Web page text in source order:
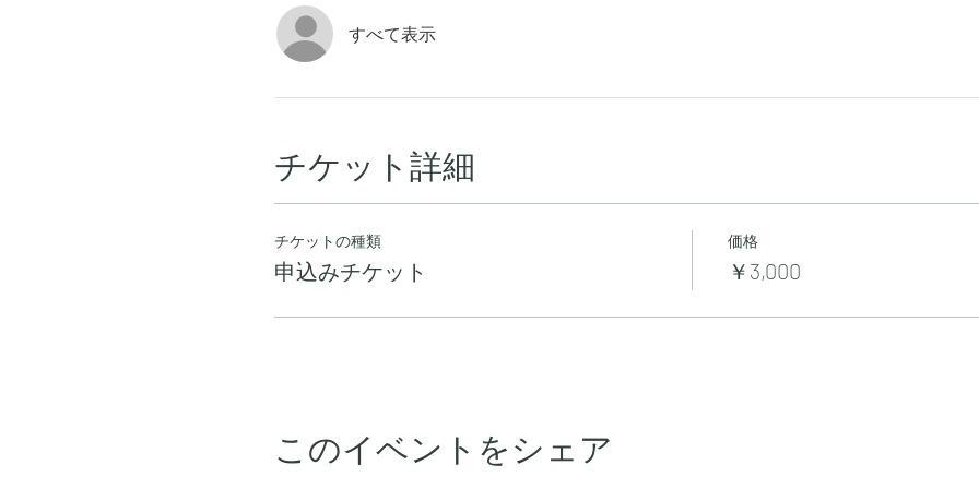
すべて表示
チケット詳細
チケットの種類
申込みチケット
価格
￥3,000
このイベントをシェア